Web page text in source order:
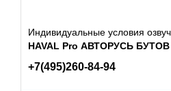
Индивидуальные условия
HAVAL Pro АВТОРУСЬ БУТОВ
+7(495)260-84-94